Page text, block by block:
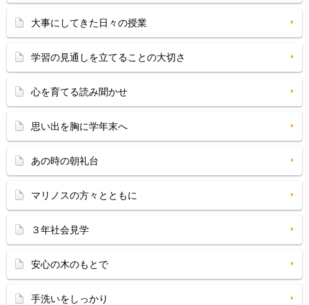
大事にしてきた日々の授業
学習の見通しを立てることの大切さ
心を育てる読み聞かせ
思い出を胸に学年末へ
あの時の朝礼台
マリノスの方々とともに
３年社会見学
安心の木のもとで
手洗いをしっかり